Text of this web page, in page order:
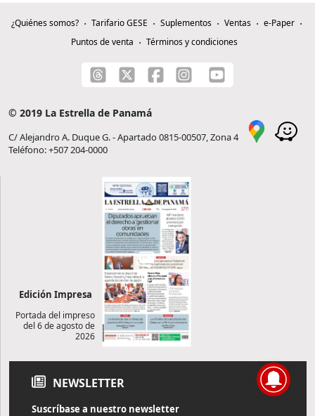
¿Quiénes somos? Tarifario GESE Suplementos Ventas
e-Paper
Puntos de venta
Términos y condiciones
© 2019 La Estrella de Panamá
C/ Alejandro A. Duque G. - Apartado 0815-00507, Zona 4
Teléfono: +507 204-0000
Edición Impresa
Portada del impreso
del 6 de agosto de
2026
NEWSLETTER
Suscríbase a nuestro newsletter